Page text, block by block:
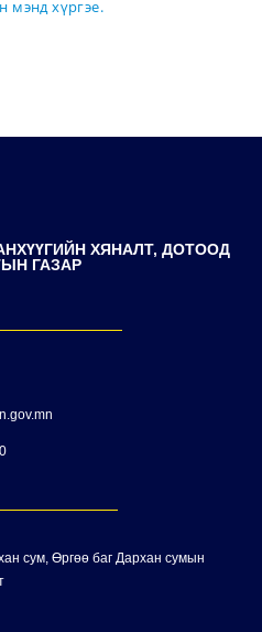
мэнд хүргэе.
ХЯНАЛТ, ДОТООД
ГАЗАР
сум, Өргөө баг Дархан сумын